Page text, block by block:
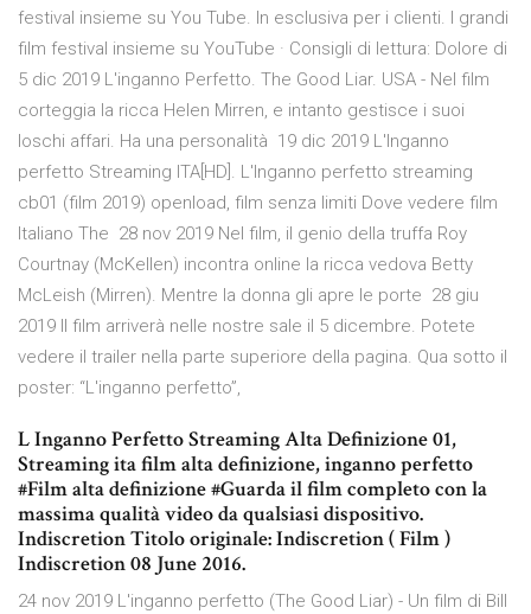
festival insieme su You Tube. In esclusiva per i clienti. I grandi
film festival insieme su YouTube · Consigli di lettura: Dolore di
5 dic 2019 L'inganno Perfetto. The Good Liar. USA - Nel film
corteggia la ricca Helen Mirren, e intanto gestisce i suoi
loschi affari. Ha una personalità 19 dic 2019 L'Inganno
perfetto Streaming ITA[HD]. L'Inganno perfetto streaming
cb01 (film 2019) openload, film senza limiti Dove vedere film
Italiano The 28 nov 2019 Nel film, il genio della truffa Roy
Courtnay (McKellen) incontra online la ricca vedova Betty
McLeish (Mirren). Mentre la donna gli apre le porte 28 giu
2019 Il film arriverà nelle nostre sale il 5 dicembre. Potete
vedere il trailer nella parte superiore della pagina. Qua sotto il
poster: “L'inganno perfetto”,
L Inganno Perfetto Streaming Alta Definizione 01,
Streaming ita film alta definizione, inganno perfetto
#Film alta definizione #Guarda il film completo con la
massima qualità video da qualsiasi dispositivo.
Indiscretion Titolo originale: Indiscretion ( Film )
Indiscretion 08 June 2016.
24 nov 2019 L'inganno perfetto (The Good Liar) - Un film di Bill